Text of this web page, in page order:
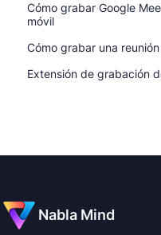
Cómo grabar Google
móvil
Cómo grabar una
Extensión de grabación
Nabla Mind